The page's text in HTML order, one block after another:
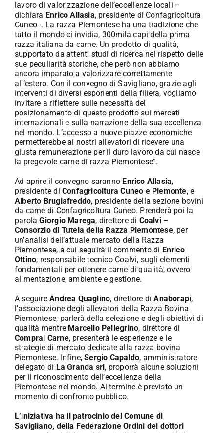
lavoro di valorizzazione dell’eccellenze locali –
dichiara Enrico Allasia, presidente di Confagricoltura
Cuneo -. La razza Piemontese ha una tradizione che
tutto il mondo ci invidia, 300mila capi della prima
razza italiana da carne. Un prodotto di qualità,
supportato da attenti studi di ricerca nel rispetto delle
sue peculiarità storiche, che però non abbiamo
ancora imparato a valorizzare correttamente
all’estero. Con il convegno di Savigliano, grazie agli
interventi di diversi esponenti della filiera, vogliamo
invitare a riflettere sulle necessità del
posizionamento di questo prodotto sui mercati
internazionali e sulla narrazione della sua eccellenza
nel mondo. L’accesso a nuove piazze economiche
permetterebbe ai nostri allevatori di ricevere una
giusta remunerazione per il duro lavoro da cui nasce
la pregevole carne di razza Piemontese”.
Ad aprire il convegno saranno Enrico Allasia,
presidente di Confagricoltura Cuneo e Piemonte, e
Alberto Brugiafreddo, presidente della sezione bovini
da carne di Confagricoltura Cuneo. Prenderà poi la
parolaGiorgio Marega, direttore di Coalvi –
Consorzio di Tutela della Razza Piemontese, per
un’analisi dell’attuale mercato della Razza
Piemontese, a cui seguirà il commento di Enrico
Ottino, responsabile tecnico Coalvi, sugli elementi
fondamentali per ottenere carne di qualità, ovvero
alimentazione, ambiente e gestione.
A seguireAndrea Quaglino, direttore diAnaborapi,
l’associazione degli allevatori della Razza Bovina
Piemontese, parlerà della selezione e degli obiettivi di
qualità mentre Marcello Pellegrino, direttore di
Compral Carne, presenterà le esperienze e le
strategie di mercato dedicate alla razza bovina
Piemontese. Infine,Sergio Capaldo, amministratore
delegato di La Granda srl , proporrà alcune soluzioni
per il riconoscimento dell’eccellenza della
Piemontese nel mondo. Al termine è previsto un
momento di confronto pubblico.
L’iniziativa ha il patrocinio del Comune di
Savigliano, della Federazione Ordini dei dottori